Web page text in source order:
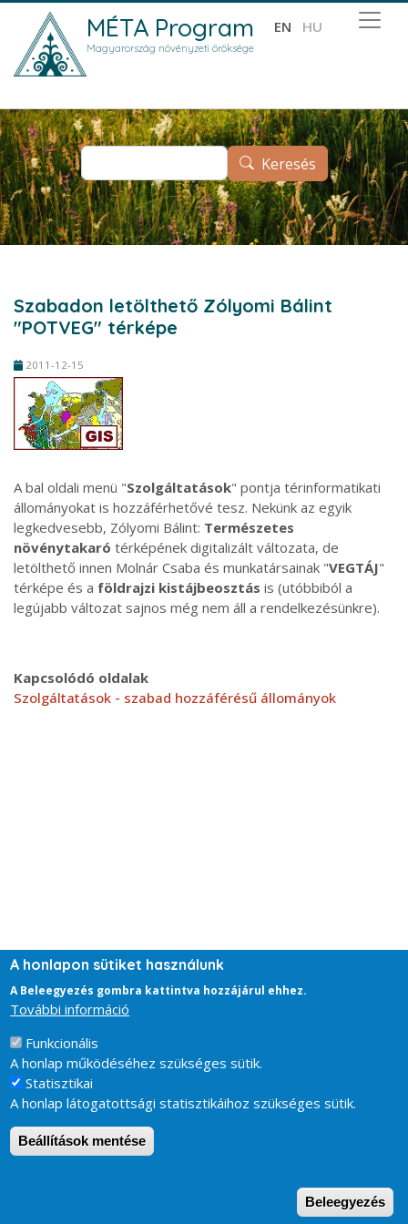
Ugrás a tartalomra
Keresés
MÉTA Program
Magyarország növényzeti öröksége
EN HU
Szabadon letölthető Zólyomi Bálint
"POTVEG" térképe
2011-12-15
A bal oldali menü "Szolgáltatások" pontja térinformatikati
állományokat is hozzáférhetővé tesz. Nekünk az egyik
legkedvesebb, Zólyomi Bálint: Természetes
növénytakaró térképének digitalizált változata, de
letölthető innen Molnár Csaba és munkatársainak "VEGTÁJ"
térképe és a földrajzi kistájbeosztás is (utóbbiból a
legújabb változat sajnos még nem áll a rendelkezésünkre).
Kapcsolódó oldalak
Szolgáltatások - szabad hozzáférésű állományok
A honlapon sütiket használunk
A Beleegyezés gombra kattintva hozzájárul ehhez.
További információ
Funkcionális
A honlap működéséhez szükséges sütik.
Statisztikai
A honlap látogatottsági statisztikáihoz szükséges sütik.
Beállítások mentése
Beleegyezés